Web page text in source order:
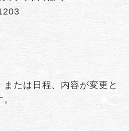
たは日程、内容が変更と
。